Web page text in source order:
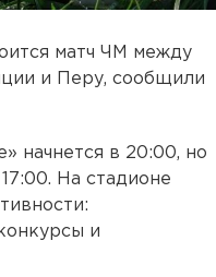
матч ЧМ между
и Перу, сообщили
начнется в 20:00, но
На стадионе
и